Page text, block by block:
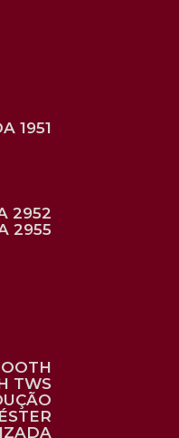
1951
2952
2955
TWS